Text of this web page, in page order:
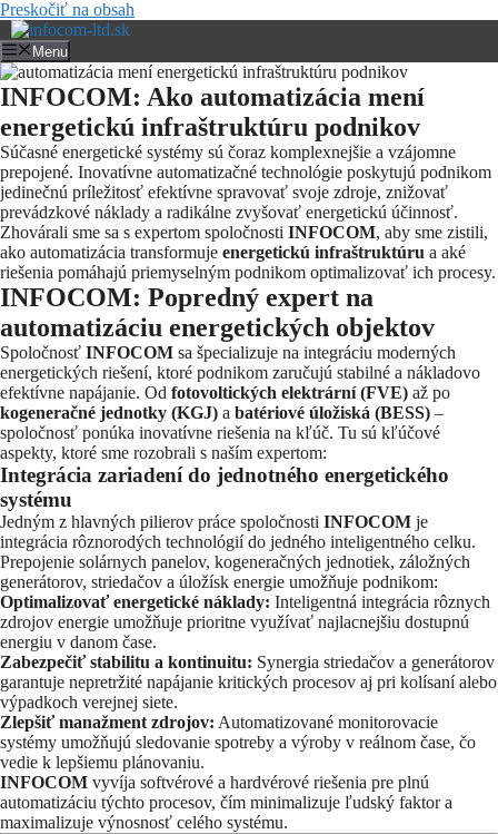
Preskočiť na obsah
Menu
INFOCOM: Ako automatizácia mení
energetickú infraštruktúru podnikov
Súčasné energetické systémy sú čoraz komplexnejšie a vzájomne
prepojené. Inovatívne automatizačné technológie poskytujú podnikom
jedinečnú príležitosť efektívne spravovať svoje zdroje, znižovať
prevádzkové náklady a radikálne zvyšovať energetickú účinnosť.
Zhovárali sme sa s expertom spoločnosti INFOCOM, aby sme zistili,
ako automatizácia transformuje energetickú infraštruktúru a aké
riešenia pomáhajú priemyselným podnikom optimalizovať ich procesy.
INFOCOM: Popredný expert na
automatizáciu energetických objektov
Spoločnosť INFOCOM sa špecializuje na integráciu moderných
energetických riešení, ktoré podnikom zaručujú stabilné a nákladovo
efektívne napájanie. Od fotovoltických elektrární (FVE) až po
kogeneračné jednotky (KGJ) a batériové úložiská (BESS) –
spoločnosť ponúka inovatívne riešenia na kľúč. Tu sú kľúčové
aspekty, ktoré sme rozobrali s naším expertom:
Integrácia zariadení do jednotného energetického
systému
Jedným z hlavných pilierov práce spoločnosti INFOCOM je
integrácia rôznorodých technológií do jedného inteligentného celku.
Prepojenie solárnych panelov, kogeneračných jednotiek, záložných
generátorov, striedačov a úložísk energie umožňuje podnikom:
Optimalizovať energetické náklady: Inteligentná integrácia rôznych
zdrojov energie umožňuje prioritne využívať najlacnejšiu dostupnú
energiu v danom čase.
Zabezpečiť stabilitu a kontinuitu: Synergia striedačov a generátorov
garantuje nepretržité napájanie kritických procesov aj pri kolísaní alebo
výpadkoch verejnej siete.
Zlepšiť manažment zdrojov: Automatizované monitorovacie
systémy umožňujú sledovanie spotreby a výroby v reálnom čase, čo
vedie k lepšiemu plánovaniu.
INFOCOM vyvíja softvérové a hardvérové riešenia pre plnú
automatizáciu týchto procesov, čím minimalizuje ľudský faktor a
maximalizuje výnosnosť celého systému.